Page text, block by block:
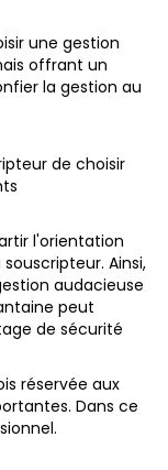
une gestion
offrant un
la gestion au
de choisir
l'orientation
Ainsi,
audacieuse
peut
de sécurité
réservée aux
Dans ce